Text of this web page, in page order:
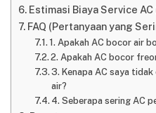
Estimasi Biaya Service
FAQ (Pertanyaan yang
1. Apakah AC bocor air
2. Apakah AC bocor
3. Kenapa AC saya
air?
4. Seberapa sering AC